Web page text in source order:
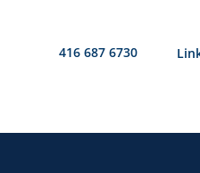
416 687 6730